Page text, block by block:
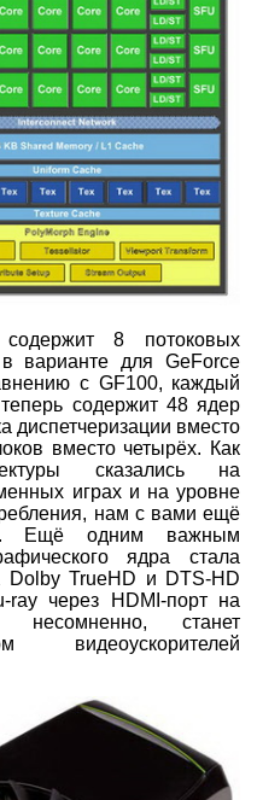
8 потоковых
в варианте для GeForce
с GF100, каждый
содержит 48 ядер
диспетчеризации вместо
вместо четырёх. Как
сказались на
играх и на уровне
нам с вами ещё
Ещё одним важным
ядра стала
Dolby TrueHD и DTS-HD
через HDMI-порт на
станет
видеоускорителей